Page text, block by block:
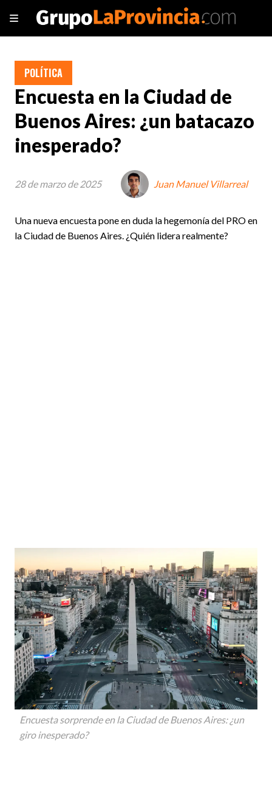
Encuesta en la Ciudad de
Buenos Aires: ¿un batacazo
inesperado?
Una nueva encuesta pone en duda la hegemonía del PRO en
la Ciudad de Buenos Aires. ¿Quién lidera realmente?
POLÍTICA
28 de marzo de 2025 Juan Manuel Villarreal
Encuesta sorprende en la Ciudad de Buenos Aires: ¿un
giro inesperado?